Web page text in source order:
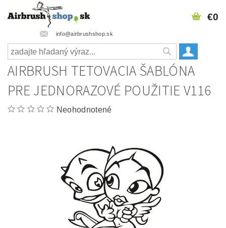
info@airbrushshop.sk
€0
AIRBRUSH TETOVACIA ŠABLÓNA
PRE JEDNORAZOVÉ POUŽITIE V116
Neohodnotené